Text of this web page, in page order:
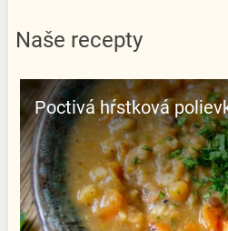
Naše recepty
Poctivá hŕstková